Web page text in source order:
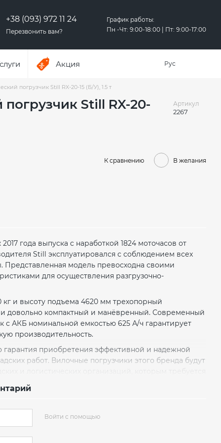
+38 (093) 972 11 24
Перезвонить вам?
График работы:
Пн -Чт: 9:00-18:00 | Пт: 9:00-17:00
Акция Рус
погрузчик Still RX-20-15 (Б/У), 1.5 т
Still RX-20-
Артикул
2267
К сравнению В желания
года выпуска с наработкой 1824 моточасов от
Still эксплуатировался с соблюдением всех
модель превосходна своими
для осуществления разгрузочно-
кг и высоту подъема 4620 мм трехопорный
довольно компактный и манёвренный. Современный
АКБ номинальной емкостью 625 А/ч гарантирует
производительность.
гарантия приобретения эффективной и надежной
работ. Вилочные погрузчики этого бренда будут
и маневренная погрузочная техника.
в две или три смены. С технологией Li-Ion
чемпионами по эксплуатационной готовности.
всего 30 минут продлевает время эксплуатации
электропогрузчик получает энергию от
Войти с помощью